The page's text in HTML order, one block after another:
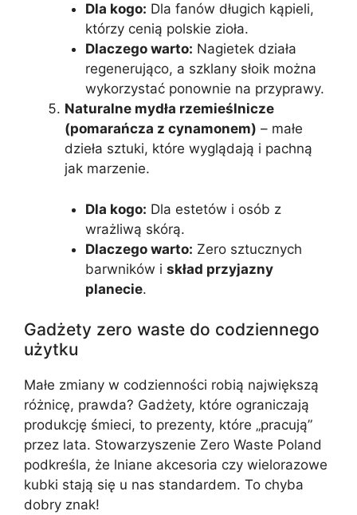
Dla kogo: Dla fanów długich kąpieli,
którzy cenią polskie zioła.
Dlaczego warto: Nagietek działa
regenerująco, a szklany słoik można
wykorzystać ponownie na przyprawy.
Naturalne mydła rzemieślnicze
(pomarańcza z cynamonem) – małe
dzieła sztuki, które wyglądają i pachną
jak marzenie.
Dla kogo: Dla estetów i osób z
wrażliwą skórą.
Dlaczego warto: Zero sztucznych
barwników i skład przyjazny
planecie.
Gadżety zero waste do codziennego
użytku
Małe zmiany w codzienności robią największą
różnicę, prawda? Gadżety, które ograniczają
produkcję śmieci, to prezenty, które „pracują”
przez lata. Stowarzyszenie Zero Waste Poland
podkreśla, że lniane akcesoria czy wielorazowe
kubki stają się u nas standardem. To chyba
dobry znak!